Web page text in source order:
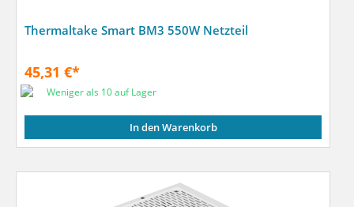
Thermaltake Smart BM3 550W Netzteil
45,31 €*
Weniger als 10 auf Lager
In den Warenkorb